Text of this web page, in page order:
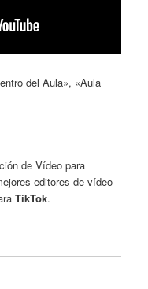
del Aula», «Aula
de Vídeo para
editores de vídeo
TikTok.